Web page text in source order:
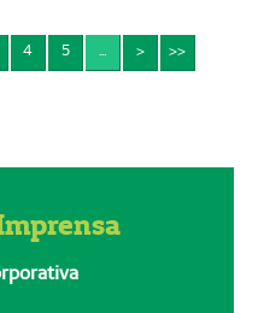
4 5 ... > >>